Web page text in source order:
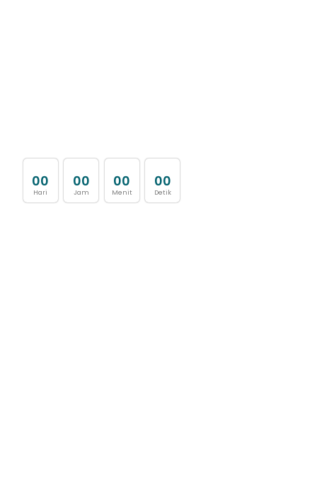
00
Hari
00
Jam
00
Menit
00
Detik